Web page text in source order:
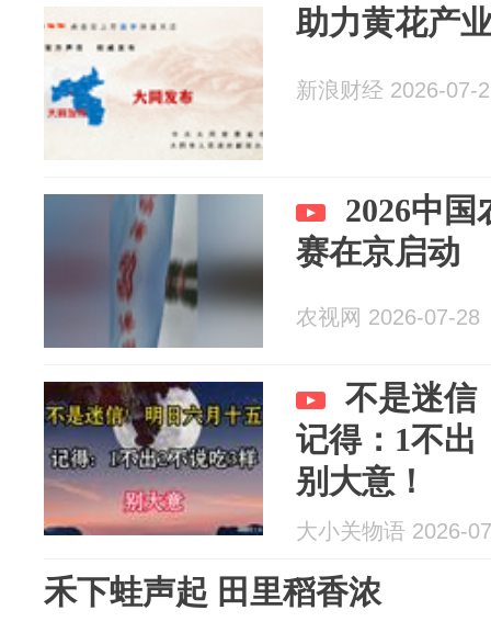
助力黄花产
新浪财经 2026-07-
2026中
赛在京启动
农视网 2026-07-28
不是迷信
记得：1不出
别大意！
大小关物语 2026-
禾下蛙声起 田里稻香浓